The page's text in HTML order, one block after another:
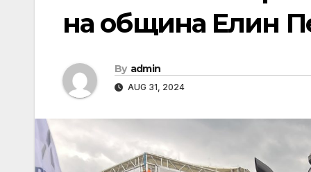
на община Елин
By admin
AUG 31, 2024